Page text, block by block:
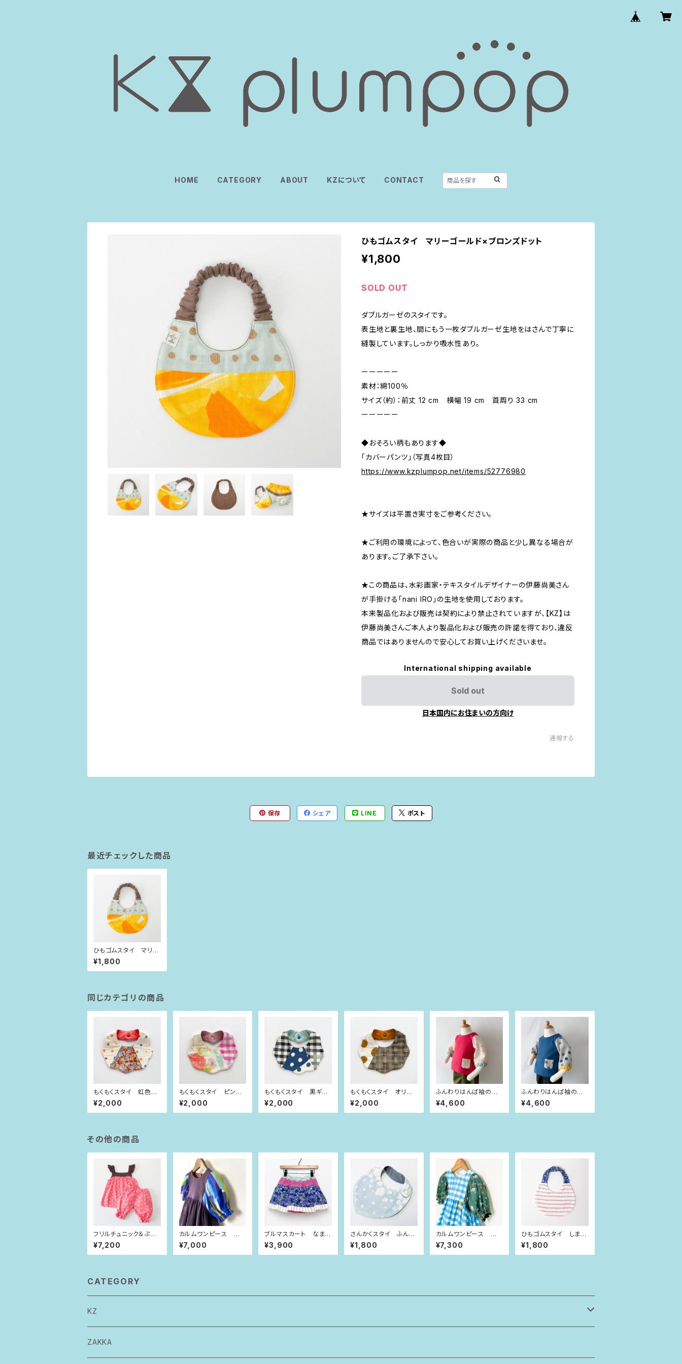
HOME CATEGORY ABOUT KZについて CONTACT
ひもゴムスタイ マリーゴールド×ブロンズドット
¥1,800
SOLD OUT
ダブルガーゼのスタイです。
表生地と裏生地、間にもう一枚ダブルガーゼ生地をはさんで丁寧に
縫製しています。しっかり吸水性あり。
ーーーーー
素材：綿100％
サイズ（約）：前丈 12 cm 横幅 19 cm 首周り 33 cm
ーーーーー
◆おそろい柄もあります◆
「カバーパンツ」（写真4枚目）
https://www.kzplumpop.net/items/52776980
★サイズは平置き実寸をご参考ください。
★ご利用の環境によって、色合いが実際の商品と少し異なる場合が
あります。ご了承下さい。
★この商品は、水彩画家・テキスタイルデザイナーの伊藤尚美さん
が手掛ける「nani IRO」の生地を使用しております。
本来製品化および販売は契約により禁止されていますが、【KZ】は
伊藤尚美さんご本人より製品化および販売の許諾を得ており、違反
商品ではありませんので安心してお買い上げくださいませ。
International shipping available
Sold out
日本国内にお住まいの方向け
通報する
保存 シェア LINE ポスト
最近チェックした商品
ひもゴムスタイ マリー
ゴールド×ブロンズドッ
ト
¥1,800
同じカテゴリの商品
もくもくスタイ 虹色水
玉×小花
¥2,000
もくもくスタイ ピンク
チェック×お花
¥2,000
もくもくスタイ 黒ギン
ガム×インディゴブルー
水玉
¥2,000
もくもくスタイ オリー
ブグリーンチェック×大
きな水玉
¥2,000
ふんわりはんぱ袖のプ
ルオーバー ビビッドピン
ク×dot（80size）
¥4,600
ふんわりはんぱ袖のプ
ルオーバー インディゴ
ブルー×dot（80size）
¥4,600
その他の商品
フリルチュニック＆ぷっく
りパンツ ピンクドット
（80-90size）
¥7,200
カルムワンピース 青
紫ストライプ（90size）
¥7,000
ブルマスカート なまけ
もの（80size）
¥3,900
さんかくスタイ ふんわ
りくも
¥1,800
カルムワンピース にじ
いろチェック×サーカス
（90size）
¥7,300
ひもゴムスタイ しまし
まピンク
¥1,800
CATEGORY
KZ
トップス
ZAKKA